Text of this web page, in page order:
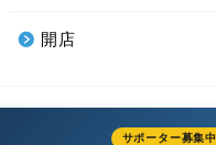
開店
サポーター募集中